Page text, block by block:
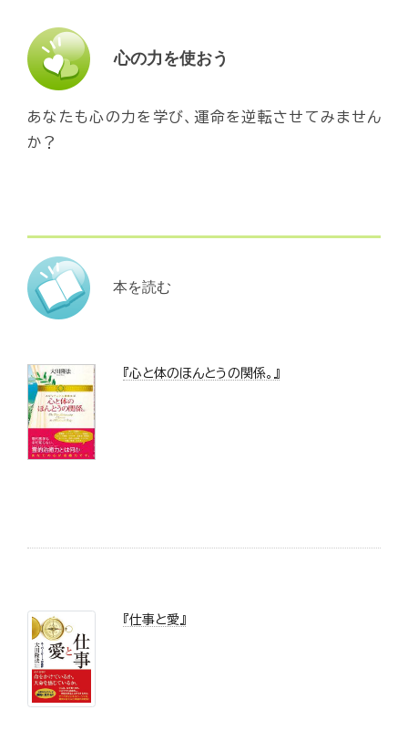
心の力を使おう
あなたも心の力を学び、運命を逆転させてみません
か？
本を読む
『心と体のほんとうの関係。』
『仕事と愛』